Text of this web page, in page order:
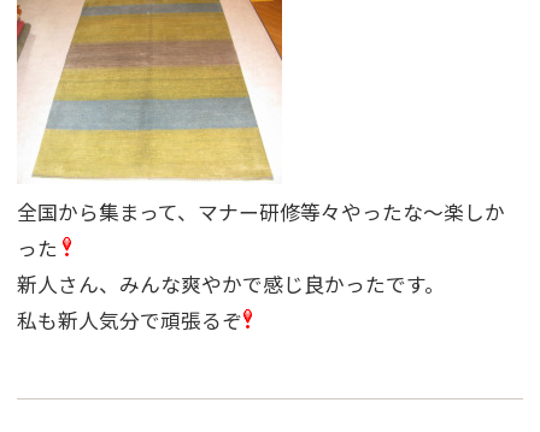
全国から集まって、マナー研修等々やったな〜楽しか
った
新人さん、みんな爽やかで感じ良かったです。
私も新人気分で頑張るぞ